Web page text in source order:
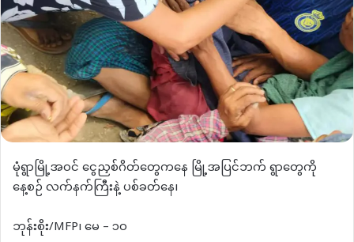
မုံရွာမြို့အဝင် ငွေညှစ်ဂိတ်တွေကနေ မြို့အပြင်ဘက် ရွာတွေကို
နေ့စဉ် လက်နက်ကြီးနဲ့ ပစ်ခတ်နေ၊
ဘုန်းစိုး/MFP၊ မေ – ၁၀